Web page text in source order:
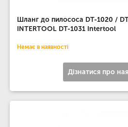
Шланг до пилососа DT-1020 /
INTERTOOL DT-1031 Intertool
Немає в наявності
Дізнатися про